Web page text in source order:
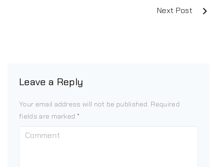
Next Post
Leave a Reply
Your email address will not be published. Required
fields are marked *